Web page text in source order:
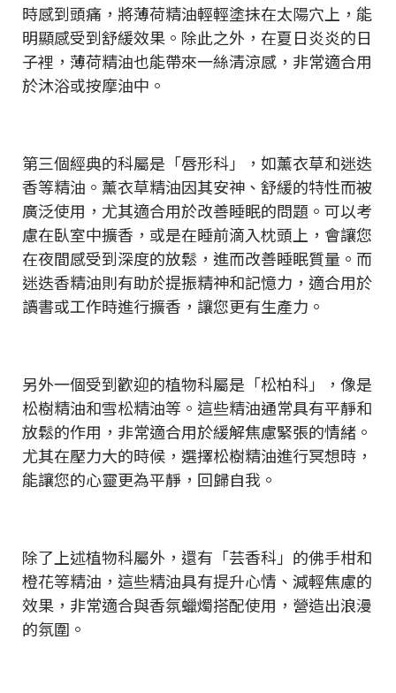
時感到頭痛，將薄荷精油輕輕塗抹在太陽穴上，能
明顯感受到舒緩效果。除此之外，在夏日炎炎的日
子裡，薄荷精油也能帶來一絲清涼感，非常適合用
於沐浴或按摩油中。
第三個經典的科屬是「唇形科」，如薰衣草和迷迭
香等精油。薰衣草精油因其安神、舒緩的特性而被
廣泛使用，尤其適合用於改善睡眠的問題。可以考
慮在臥室中擴香，或是在睡前滴入枕頭上，會讓您
在夜間感受到深度的放鬆，進而改善睡眠質量。而
迷迭香精油則有助於提振精神和記憶力，適合用於
讀書或工作時進行擴香，讓您更有生產力。
另外一個受到歡迎的植物科屬是「松柏科」，像是
松樹精油和雪松精油等。這些精油通常具有平靜和
放鬆的作用，非常適合用於緩解焦慮緊張的情緒。
尤其在壓力大的時候，選擇松樹精油進行冥想時，
能讓您的心靈更為平靜，回歸自我。
除了上述植物科屬外，還有「芸香科」的佛手柑和
橙花等精油，這些精油具有提升心情、減輕焦慮的
效果，非常適合與香氛蠟燭搭配使用，營造出浪漫
的氛圍。